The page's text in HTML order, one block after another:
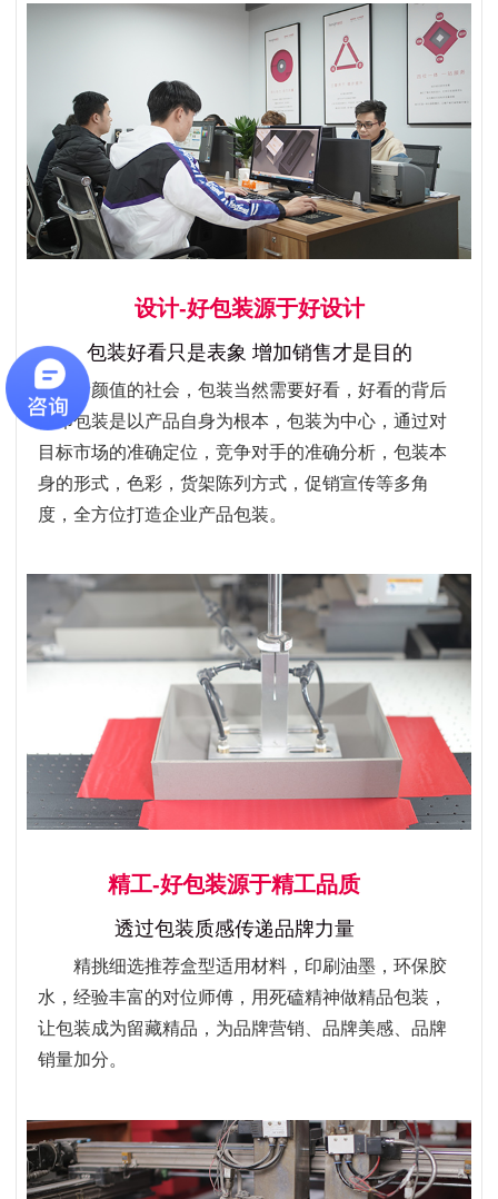
设计-好包装源于好设计
包装好看只是表象 增加销售才是目的
看颜值的社会，包装当然需要好看，好看的背后
恒印包装是以产品自身为根本，包装为中心，通过对
目标市场的准确定位，竞争对手的准确分析，包装本
身的形式，色彩，货架陈列方式，促销宣传等多角
度，全方位打造企业产品包装。
精工-好包装源于精工品质
透过包装质感传递品牌力量
精挑细选推荐盒型适用材料，印刷油墨，环保胶
水，经验丰富的对位师傅，用死磕精神做精品包装，
让包装成为留藏精品，为品牌营销、品牌美感、品牌
销量加分。